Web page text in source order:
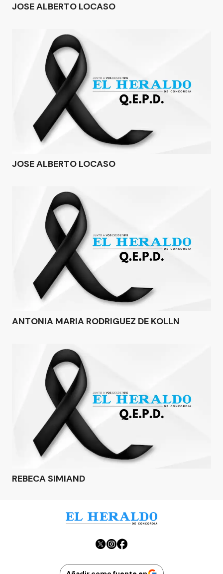
JOSE ALBERTO LOCASO
JOSE ALBERTO LOCASO
ANTONIA MARIA RODRIGUEZ DE KOLLN
REBECA SIMIAND